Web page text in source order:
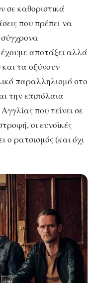
σε καθοριστικά
που πρέπει να
σύγχρονα
αποτάξει αλλά
και τα οξύνουν
παραλληλισμό στο
την επιπόλαια
που τείνει σε
οι ευνοϊκές
ο ρατσισμός (και όχι